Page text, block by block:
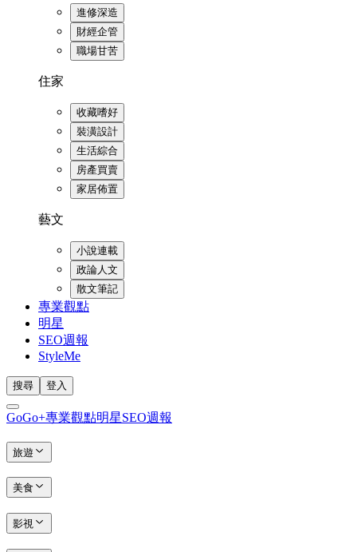
進修深造
財經企管
職場甘苦
住家
收藏嗜好
裝潢設計
生活綜合
房產買賣
家居佈置
藝文
小說連載
政論人文
散文筆記
專業觀點
明星
SEO週報
StyleMe
搜尋 登入
GoGo+專業觀點明星SEO週報
旅遊
美食
影視